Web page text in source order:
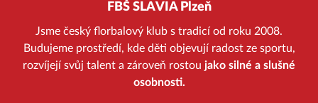
FBŠ SLAVIA Plzeň
Jsme český florbalový klub s tradicí od roku 2008.
Budujeme prostředí, kde děti objevují radost ze sportu,
rozvíjejí svůj talent a zároveň rostou jako silné a slušné
osobnosti.